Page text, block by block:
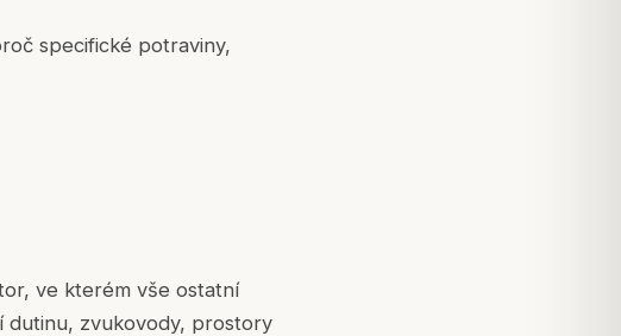
specifické potraviny,
ve kterém vše ostatní
dutinu, zvukovody, prostory